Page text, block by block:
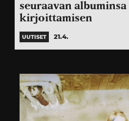
seuraavan albuminsa
kirjoittamisen
UUTISET 21.4.